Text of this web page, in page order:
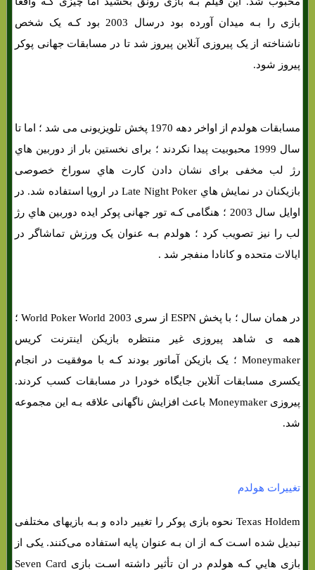
بازی را بـه میدان آورده بود درسال 2003 بود کـه یک شخص
ناشناخته از یک پیروزی آنلاین پیروز شد تا در مسابقات جهانی پوکر
پیروز شود.
مسابقات هولدم از اواخر دهه 1970 پخش تلویزیونی می شد ؛ اما تا
سال 1999 محبوبیت پیدا نکردند ؛ برای نخستین بار از دوربین هاي‌
رژ لب مخفی برای نشان دادن کارت هاي‌ سوراخ خصوصی
بازیکنان در نمایش هاي‌ Late Night Poker در اروپا استفاده شد. در
اوایل سال 2003 ؛ هنگامی کـه تور جهانی پوکر ایده دوربین هاي‌ رژ
لب را نیز تصویب کرد ؛ هولدم بـه عنوان یک ورزش تماشاگر در
ایالات متحده و کانادا منفجر شد .
در همان سال ؛ با پخش ESPN از سری World Poker World 2003 ؛
همه ی شاهد پیروزی غیر منتظره بازیکن اینترنت کریس
Moneymaker ؛ یک بازیکن آماتور بودند کـه با موفقیت در انجام
یکسری مسابقات آنلاین جایگاه خودرا در مسابقات کسب کردند.
پیروزی Moneymaker باعث افزایش ناگهانی علاقه بـه این مجموعه
شد.
تغییرات هولدم
Texas Holdem نحوه بازی پوکر را تغییر داده و بـه بازیهای مختلفی
تبدیل شده اسـت کـه از ان بـه عنوان پایه استفاده می‌کنند. یکی از
بازی هایي کـه هولدم در ان تأثیر داشته اسـت بازی Seven Card